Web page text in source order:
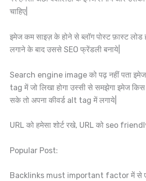
चाहिए|
इमेज कम साइज़ के होने से ब्लॉग पोस्ट फ़ास्ट लोड
लगाने के बाद उससे SEO फ्रेंडली बनाये|
Search engine image को पढ़ नहीं पता इमेज
tag में जो लिखा होगा उस्सी से समझेगा इमेज
सके तो अपना कीवर्ड alt tag में लगाये|
URL को हमेसा शोर्ट रखे, URL को seo
Popular Post:
Backlinks must important factor में से